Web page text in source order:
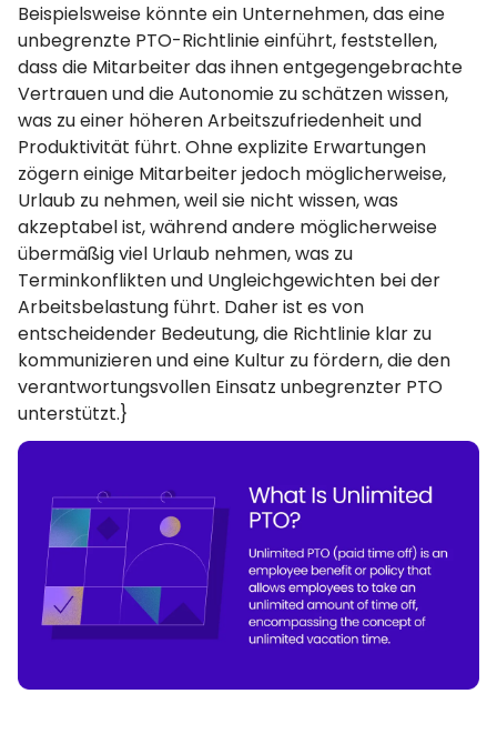
Beispielsweise könnte ein Unternehmen, das eine
unbegrenzte PTO-Richtlinie einführt, feststellen,
dass die Mitarbeiter das ihnen entgegengebrachte
Vertrauen und die Autonomie zu schätzen wissen,
was zu einer höheren Arbeitszufriedenheit und
Produktivität führt. Ohne explizite Erwartungen
zögern einige Mitarbeiter jedoch möglicherweise,
Urlaub zu nehmen, weil sie nicht wissen, was
akzeptabel ist, während andere möglicherweise
übermäßig viel Urlaub nehmen, was zu
Terminkonflikten und Ungleichgewichten bei der
Arbeitsbelastung führt. Daher ist es von
entscheidender Bedeutung, die Richtlinie klar zu
kommunizieren und eine Kultur zu fördern, die den
verantwortungsvollen Einsatz unbegrenzter PTO
unterstützt.}